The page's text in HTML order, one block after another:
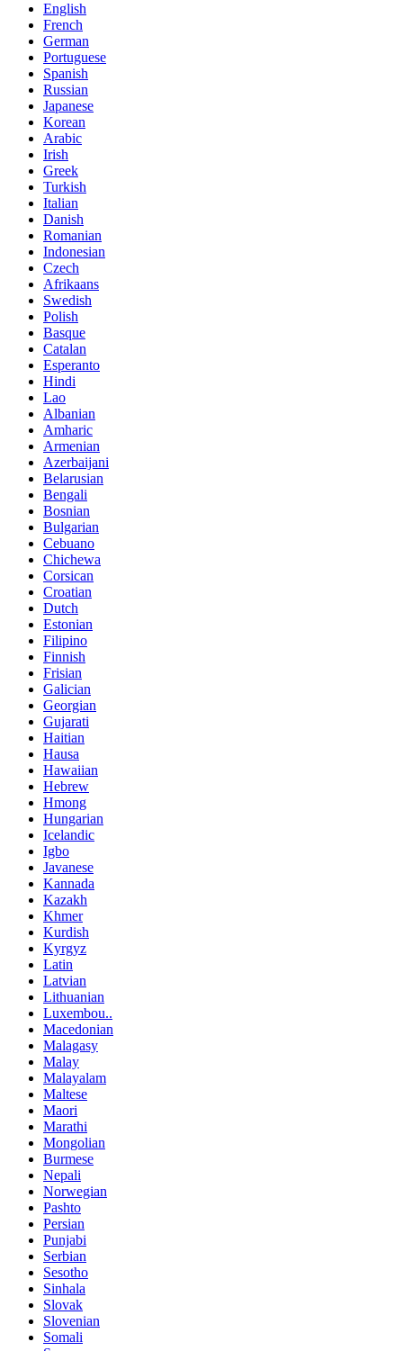
English
French
German
Portuguese
Spanish
Russian
Japanese
Korean
Arabic
Irish
Greek
Turkish
Italian
Danish
Romanian
Indonesian
Czech
Afrikaans
Swedish
Polish
Basque
Catalan
Esperanto
Hindi
Lao
Albanian
Amharic
Armenian
Azerbaijani
Belarusian
Bengali
Bosnian
Bulgarian
Cebuano
Chichewa
Corsican
Croatian
Dutch
Estonian
Filipino
Finnish
Frisian
Galician
Georgian
Gujarati
Haitian
Hausa
Hawaiian
Hebrew
Hmong
Hungarian
Icelandic
Igbo
Javanese
Kannada
Kazakh
Khmer
Kurdish
Kyrgyz
Latin
Latvian
Lithuanian
Luxembou..
Macedonian
Malagasy
Malay
Malayalam
Maltese
Maori
Marathi
Mongolian
Burmese
Nepali
Norwegian
Pashto
Persian
Punjabi
Serbian
Sesotho
Sinhala
Slovak
Slovenian
Somali